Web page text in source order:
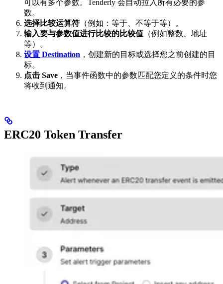
可以有多个参数。Tenderly 会自动拉入所有必要的参
数。
选择比较运算符 （例如：等于、不等于等）。
输入要与参数值进行比较的比较值 （例如整数、地址
等）。
设置 Destination ，创建新的目标或选择您之前创建的目
标。
点击 Save ，当事件函数中的参数匹配您定义的条件时您
将收到通知。
ERC20 Token Transfer